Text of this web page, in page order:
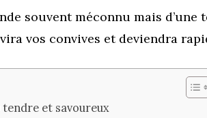
souvent méconnu mais
vos convives et deviendra
et savoureux